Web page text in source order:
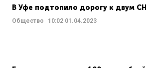
В Уфе подтопило дорогу к двум
Общество 10:02 01.04.2023